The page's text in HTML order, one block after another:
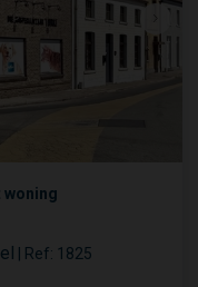
woning
Ref: 1825